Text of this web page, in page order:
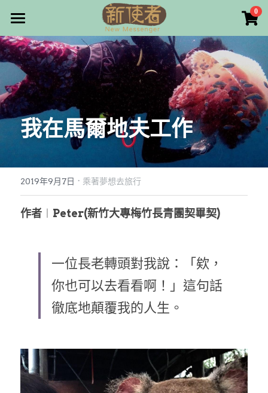
0
最新消息
關於我們
雜誌目錄
雜誌專欄
最新文章
編者的話
本期主題
台灣教會人物檔案
乘著夢想去旅行
成長部落格
解惑之窗
寫寫畫畫
漫畫
訂購/奉獻/廣告刊登
好站連結
搜索
我在馬爾地夫工作
2019年9月7日 · 乘著夢想去旅行
作者 Peter(新竹大專梅竹長青團契畢契)
一位長老轉頭對我說：「欸，
你也可以去看看啊！」這句話
徹底地顛覆我的人生。
×
商品分類
所有商品分類